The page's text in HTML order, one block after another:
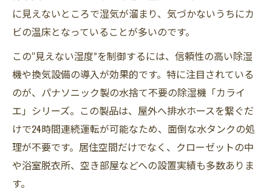
に見えないところで湿気が溜まり、気づかないうちにカ
ビの温床となっていることが多いのです。
この“見えない湿度”を制御するには、信頼性の高い除湿
機や換気設備の導入が効果的です。特に注目されている
のが、パナソニック製の水捨て不要の除湿機「カライ
エ」シリーズ。この製品は、屋外へ排水ホースを繋ぐだ
けで24時間連続運転が可能なため、面倒な水タンクの処
理が不要です。居住空間だけでなく、クローゼットの中
や浴室脱衣所、空き部屋などへの設置実績も多数ありま
す。